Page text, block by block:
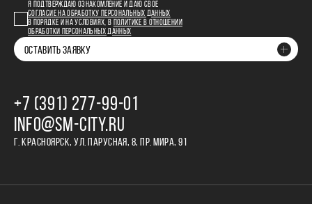
Я ПОДТВЕРЖДАЮ ОЗНАКОМЛЕНИЕ И ДАЮ СВОЕ
СОГЛАСИЕ НА ОБРАБОТКУ ПЕРСОНАЛЬНЫХ ДАННЫХ
В ПОРЯДКЕ И НА УСЛОВИЯХ, В
ПОЛИТИКЕ В ОТНОШЕНИИ
ОБРАБОТКИ ПЕРСОНАЛЬНЫХ ДАННЫХ
ОСТАВИТЬ ЗАЯВКУ
+7 (391) 277‒99‒01
INFO@SM-CITY.RU
Г. КРАСНОЯРСК, УЛ. ПАРУСНАЯ, 8, ПР. МИРА, 91